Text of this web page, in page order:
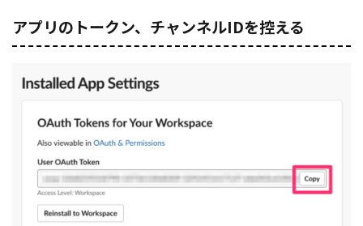
アプリのトークン、チャンネルIDを控える